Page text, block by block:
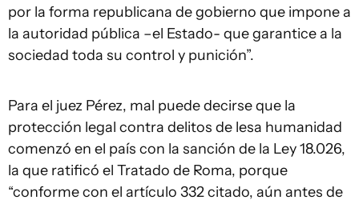
por la forma republicana de gobierno que impone a
la autoridad pública –el Estado- que garantice a la
sociedad toda su control y punición”.
Para el juez Pérez, mal puede decirse que la
protección legal contra delitos de lesa humanidad
comenzó en el país con la sanción de la Ley 18.026,
la que ratificó el Tratado de Roma, porque
“conforme con el artículo 332 citado, aún antes de